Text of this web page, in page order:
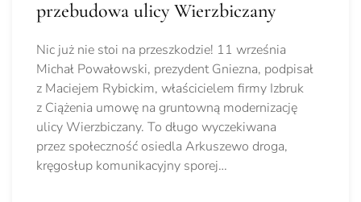
przebudowa ulicy Wierzbiczany
Nic już nie stoi na przeszkodzie! 11 września
Michał Powałowski, prezydent Gniezna, podpisał
z Maciejem Rybickim, właścicielem firmy Izbruk
z Ciążenia umowę na gruntowną modernizację
ulicy Wierzbiczany. To długo wyczekiwana
przez społeczność osiedla Arkuszewo droga,
kręgosłup komunikacyjny sporej…